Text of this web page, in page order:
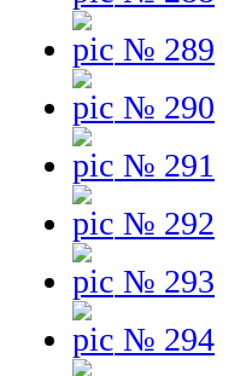
№ 289
№ 290
№ 291
№ 292
№ 293
№ 294